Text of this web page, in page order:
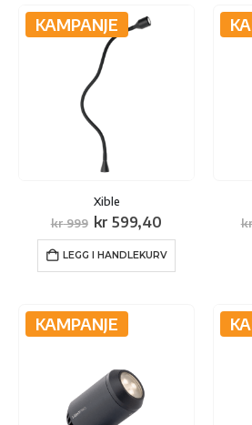
KAMPANJE
Xible
kr999 Opprinnelig
var:
kr 999.
kr 599,40 Nåværende
er:
kr 599,40.
LEGG I HANDLEKURV
KAMPANJE